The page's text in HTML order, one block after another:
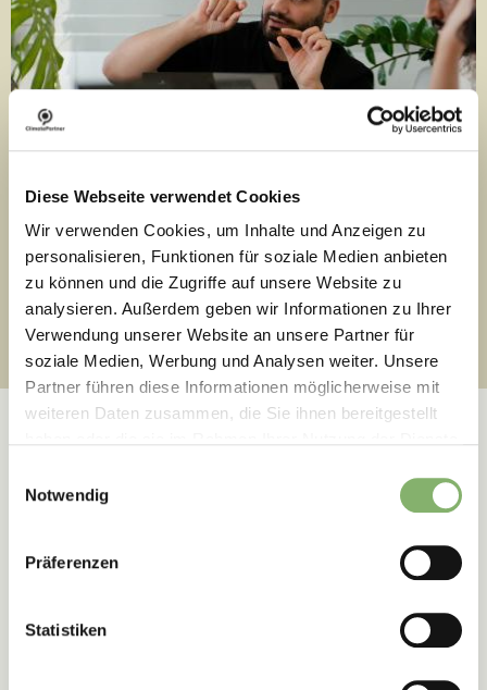
Diese Webseite verwendet Cookies
Wir verwenden Cookies, um Inhalte und Anzeigen zu
personalisieren, Funktionen für soziale Medien anbieten
zu können und die Zugriffe auf unsere Website zu
analysieren. Außerdem geben wir Informationen zu Ihrer
Verwendung unserer Website an unsere Partner für
soziale Medien, Werbung und Analysen weiter. Unsere
Partner führen diese Informationen möglicherweise mit
weiteren Daten zusammen, die Sie ihnen bereitgestellt
Notwendig
Präferenzen
Statistiken
Ziele verstehen
Erfolgsgeschichten
Wie unseren Kunden die